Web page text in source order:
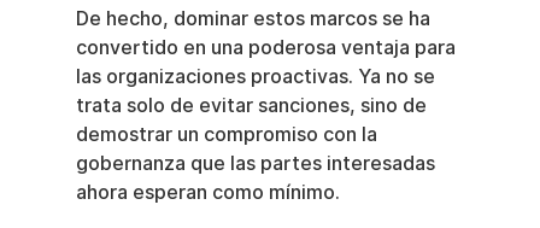
De hecho, dominar estos marcos se ha
convertido en una poderosa ventaja para
las organizaciones proactivas. Ya no se
trata solo de evitar sanciones, sino de
demostrar un compromiso con la
gobernanza que las partes interesadas
ahora esperan como mínimo.